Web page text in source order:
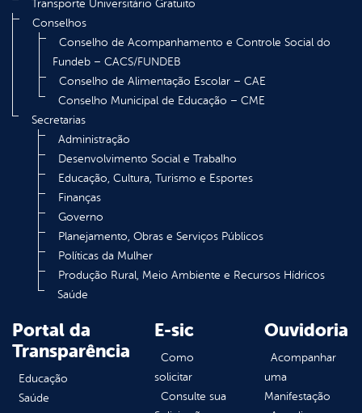
Transporte Universitário Gratuito
Conselhos
Conselho de Acompanhamento e Controle Social do
Fundeb – CACS/FUNDEB
Conselho de Alimentação Escolar – CAE
Conselho Municipal de Educação – CME
Secretarias
Administração
Desenvolvimento Social e Trabalho
Educação, Cultura, Turismo e Esportes
Finanças
Governo
Planejamento, Obras e Serviços Públicos
Políticas da Mulher
Produção Rural, Meio Ambiente e Recursos Hídricos
Saúde
Portal da
Transparência
Educação
Saúde
E-sic
Como
solicitar
Consulte sua
Ouvidoria
Acompanhar
uma
Manifestação